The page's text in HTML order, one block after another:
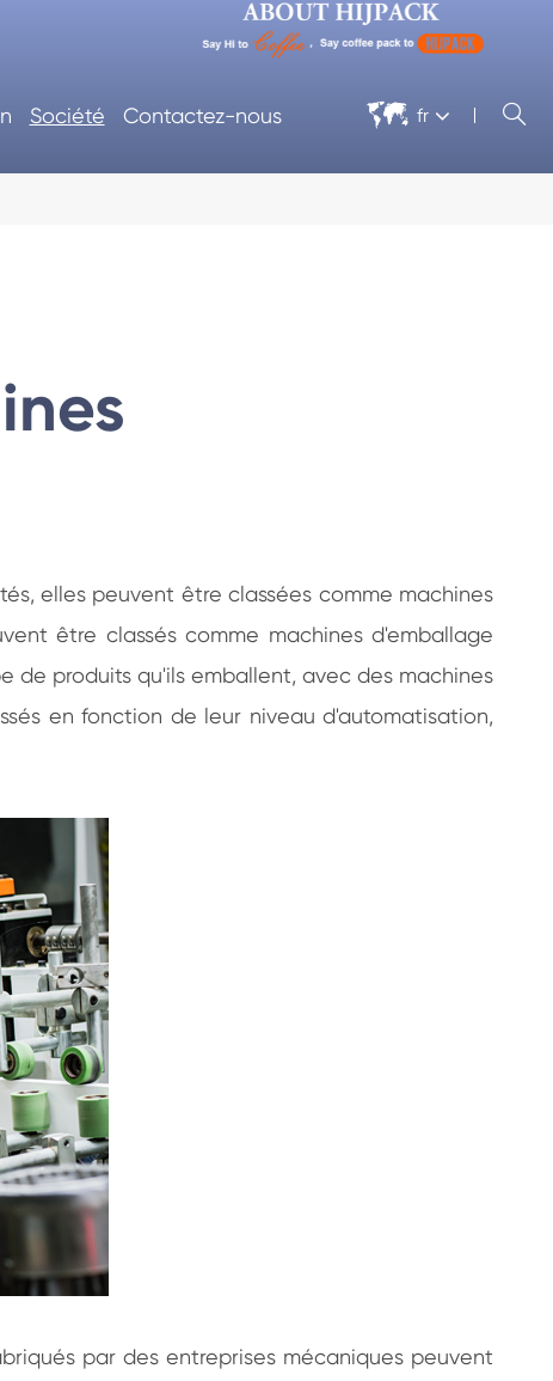
Société Contactez-nous  fr 
elles peuvent être classées comme machines
être classés comme machines d'emballage
de produits qu'ils emballent, avec des machines
en fonction de leur niveau d'automatisation,
par des entreprises mécaniques peuvent